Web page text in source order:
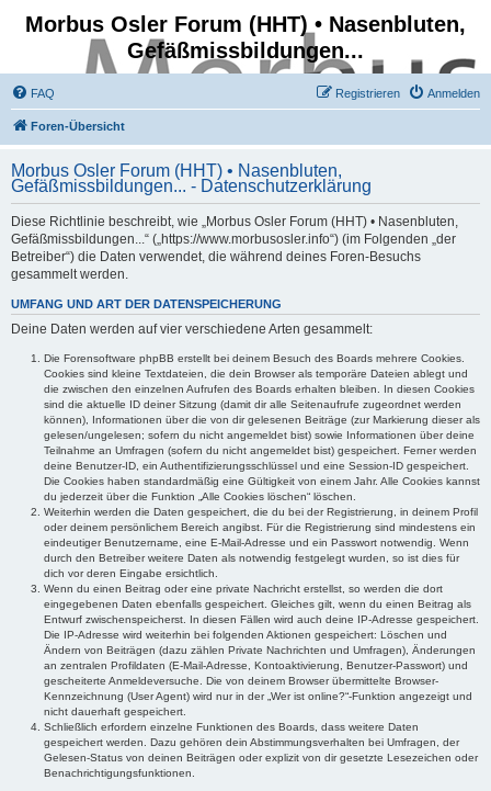
Morbus Osler Forum (HHT) • Nasenbluten,
Gefäßmissbildungen...
FAQ Anmelden
Registrieren
Foren-Übersicht
Morbus Osler Forum (HHT) • Nasenbluten,
Gefäßmissbildungen... - Datenschutzerklärung
Diese Richtlinie beschreibt, wie „Morbus Osler Forum (HHT) • Nasenbluten,
Gefäßmissbildungen...“ („https://www.morbusosler.info“) (im Folgenden „der
Betreiber“) die Daten verwendet, die während deines Foren-Besuchs
gesammelt werden.
UMFANG UND ART DER DATENSPEICHERUNG
Deine Daten werden auf vier verschiedene Arten gesammelt:
Die Forensoftware phpBB erstellt bei deinem Besuch des Boards mehrere Cookies.
Cookies sind kleine Textdateien, die dein Browser als temporäre Dateien ablegt und
die zwischen den einzelnen Aufrufen des Boards erhalten bleiben. In diesen Cookies
sind die aktuelle ID deiner Sitzung (damit dir alle Seitenaufrufe zugeordnet werden
können), Informationen über die von dir gelesenen Beiträge (zur Markierung dieser als
gelesen/ungelesen; sofern du nicht angemeldet bist) sowie Informationen über deine
Teilnahme an Umfragen (sofern du nicht angemeldet bist) gespeichert. Ferner werden
deine Benutzer-ID, ein Authentifizierungsschlüssel und eine Session-ID gespeichert.
Die Cookies haben standardmäßig eine Gültigkeit von einem Jahr. Alle Cookies kannst
du jederzeit über die Funktion „Alle Cookies löschen“ löschen.
Weiterhin werden die Daten gespeichert, die du bei der Registrierung, in deinem Profil
oder deinem persönlichem Bereich angibst. Für die Registrierung sind mindestens ein
eindeutiger Benutzername, eine E-Mail-Adresse und ein Passwort notwendig. Wenn
durch den Betreiber weitere Daten als notwendig festgelegt wurden, so ist dies für
dich vor deren Eingabe ersichtlich.
Wenn du einen Beitrag oder eine private Nachricht erstellst, so werden die dort
eingegebenen Daten ebenfalls gespeichert. Gleiches gilt, wenn du einen Beitrag als
Entwurf zwischenspeicherst. In diesen Fällen wird auch deine IP-Adresse gespeichert.
Die IP-Adresse wird weiterhin bei folgenden Aktionen gespeichert: Löschen und
Ändern von Beiträgen (dazu zählen Private Nachrichten und Umfragen), Änderungen
an zentralen Profildaten (E-Mail-Adresse, Kontoaktivierung, Benutzer-Passwort) und
gescheiterte Anmeldeversuche. Die von deinem Browser übermittelte Browser-
Kennzeichnung (User Agent) wird nur in der „Wer ist online?“-Funktion angezeigt und
nicht dauerhaft gespeichert.
Schließlich erfordern einzelne Funktionen des Boards, dass weitere Daten
gespeichert werden. Dazu gehören dein Abstimmungsverhalten bei Umfragen, der
Gelesen-Status von deinen Beiträgen oder explizit von dir gesetzte Lesezeichen oder
Benachrichtigungsfunktionen.